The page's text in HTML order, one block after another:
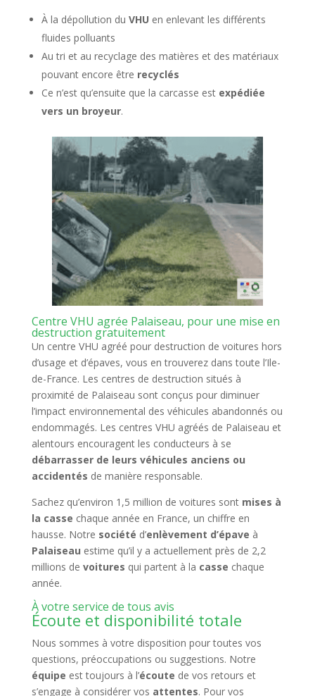
À la dépollution du VHU en enlevant les différents
fluides polluants
Au tri et au recyclage des matières et des matériaux
pouvant encore être recyclés
Ce n’est qu’ensuite que la carcasse est expédiée
vers un broyeur.
Centre VHU agrée Palaiseau, pour une mise en
destruction gratuitement
Un centre VHU agréé pour destruction de voitures hors
d’usage et d’épaves, vous en trouverez dans toute l’Ile-
de-France. Les centres de destruction situés à
proximité de Palaiseau sont conçus pour diminuer
l’impact environnemental des véhicules abandonnés ou
endommagés. Les centres VHU agréés de Palaiseau et
alentours encouragent les conducteurs à se
débarrasser de leurs véhicules anciens ou
accidentés de manière responsable.
Sachez qu’environ 1,5 million de voitures sont mises à
la casse chaque année en France, un chiffre en
hausse. Notre société d’enlèvement d’épave à
Palaiseau estime qu’il y a actuellement près de 2,2
millions de voitures qui partent à la casse chaque
année.
À votre service de tous avis
Écoute et disponibilité totale
Nous sommes à votre disposition pour toutes vos
questions, préoccupations ou suggestions. Notre
équipe est toujours à l’écoute de vos retours et
s’engage à considérer vos attentes. Pour vos